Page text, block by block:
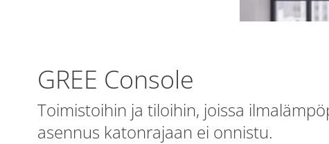
GREE Console
Toimistoihin ja tiloihin, joissa
asennus katonrajaan ei onnistu.